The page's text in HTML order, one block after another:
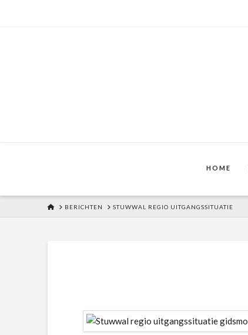
HOME
HOMEBERICHTEN STUWWAL REGIO UITGANGSSITUATIE